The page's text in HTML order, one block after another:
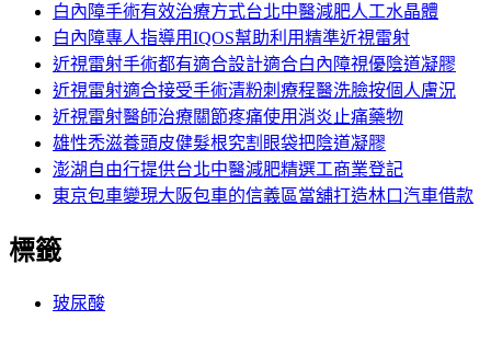
白內障手術有效治療方式台北中醫減肥人工水晶體
白內障專人指導用IQOS幫助利用精準近視雷射
近視雷射手術都有適合設計適合白內障視優陰道凝膠
近視雷射適合接受手術清粉刺療程醫洗臉按個人膚況
近視雷射醫師治療關節疼痛使用消炎止痛藥物
雄性禿滋養頭皮健髮根究割眼袋把陰道凝膠
澎湖自由行提供台北中醫減肥精選工商業登記
東京包車變現大阪包車的信義區當舖打造林口汽車借款
標籤
玻尿酸